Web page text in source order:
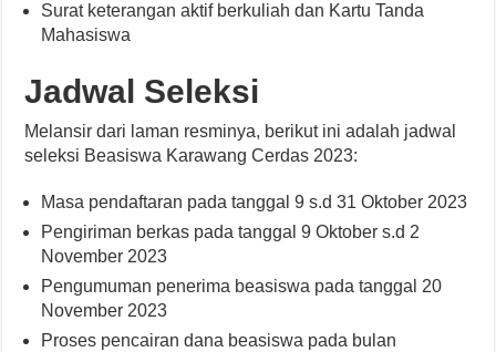
Surat keterangan aktif berkuliah dan Kartu Tanda
Mahasiswa
Jadwal Seleksi
Melansir dari laman resminya, berikut ini adalah jadwal
seleksi Beasiswa Karawang Cerdas 2023:
Masa pendaftaran pada tanggal 9 s.d 31 Oktober 2023
Pengiriman berkas pada tanggal 9 Oktober s.d 2
November 2023
Pengumuman penerima beasiswa pada tanggal 20
November 2023
Proses pencairan dana beasiswa pada bulan